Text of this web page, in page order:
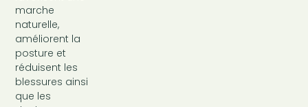
marche
naturelle,
améliorent la
posture et
réduisent les
blessures ainsi
que les